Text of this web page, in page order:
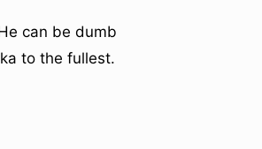
can be dumb
to the fullest.